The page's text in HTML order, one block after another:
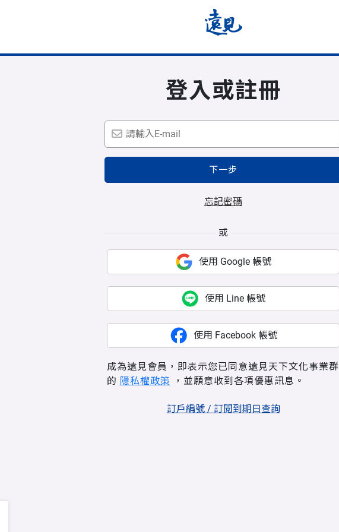
登入或註冊
下一步
忘記密碼
或
使用 Google 帳號
使用 Line 帳號
使用 Facebook 帳號
成為遠見會員，即表示您已同意遠見天下文化事業群
的 隱私權政策 ，並願意收到各項優惠訊息。
訂戶編號 / 訂閱到期日查詢